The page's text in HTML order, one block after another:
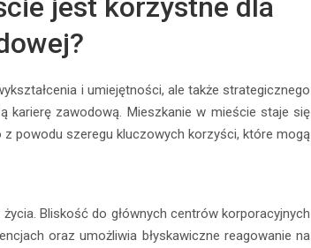
jest korzystne dla
i umiejętności, ale także strategicznego
karierę zawodową. Mieszkanie w mieście staje się
powodu szeregu kluczowych korzyści, które mogą
Bliskość do głównych centrów korporacyjnych
oraz umożliwia błyskawiczne reagowanie na